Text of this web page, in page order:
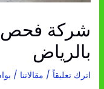
شركة فحص
بالرياض
اترك تعليقاً / مقالاتنا /